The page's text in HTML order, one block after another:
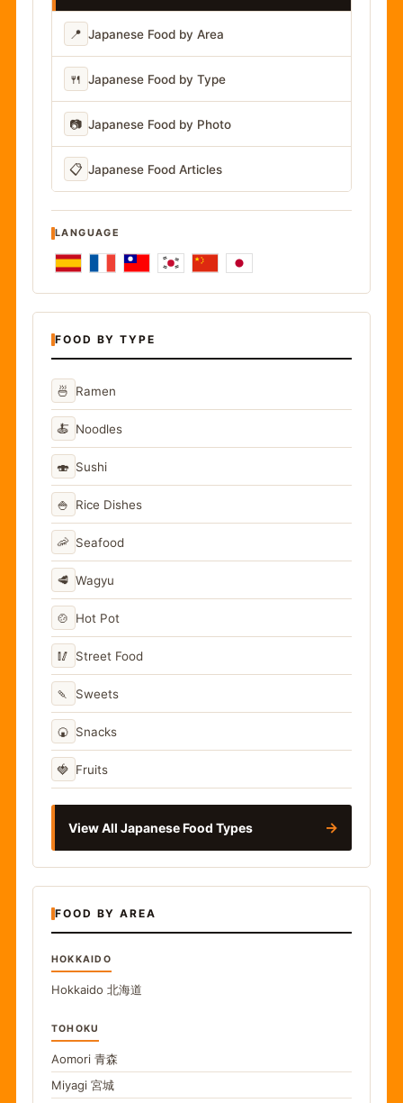
📍 Japanese Food by Area
🍴 Japanese Food by Type
📷 Japanese Food by Photo
📋 Japanese Food Articles
LANGUAGE
FOOD BY TYPE
🍜 Ramen
🍝 Noodles
🍣 Sushi
🍚 Rice Dishes
🦐 Seafood
🥩 Wagyu
🍲 Hot Pot
🥢 Street Food
🍡 Sweets
🍘 Snacks
🍓 Fruits
View All Japanese Food Types →
FOOD BY AREA
HOKKAIDO
Hokkaido 北海道
TOHOKU
Aomori 青森
Miyagi 宮城